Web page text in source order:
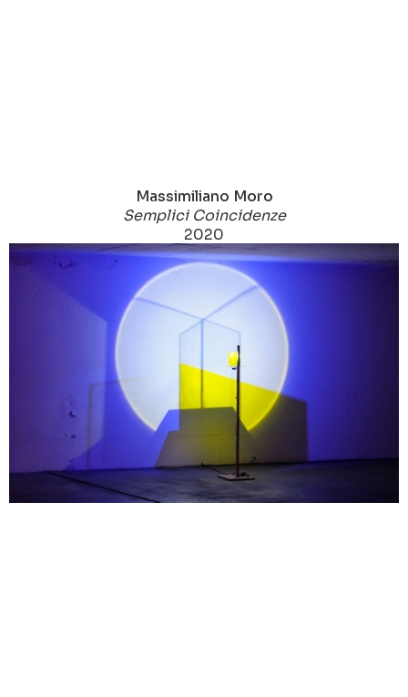
Massimiliano Moro
Semplici Coincidenze
2020